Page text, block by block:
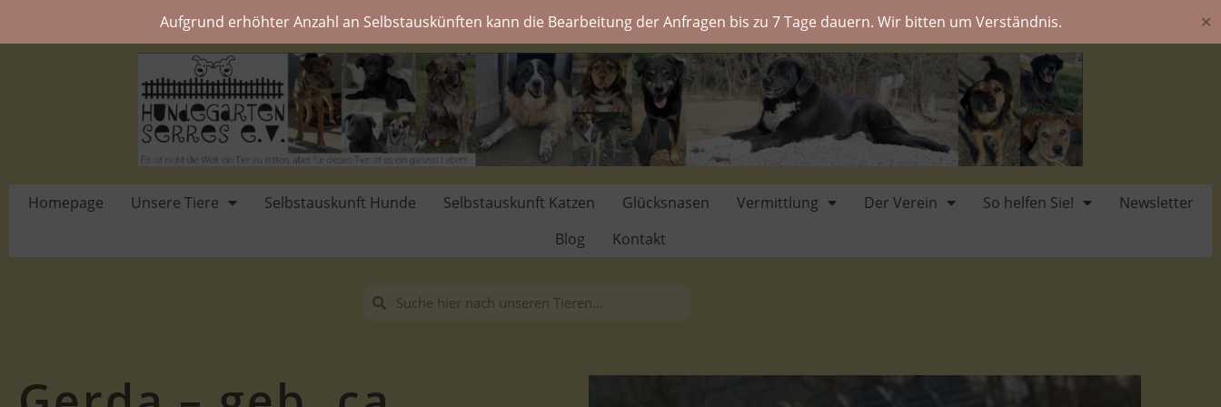
Aufgrund erhöhter Anzahl an Selbstauskünften kann die Bearbeitung der Anfragen bis zu 7 Tage dauern. Wir bitten um Verständnis. ✕
Homepage Unsere Tiere Selbstauskunft Hunde Selbstauskunft Katzen Glücksnasen Vermittlung Der Verein So helfen Sie!
Newsletter
Blog
Kontakt